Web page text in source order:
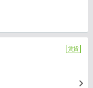
賃貸